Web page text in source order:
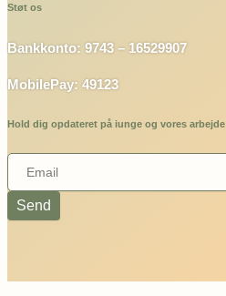
Støt os
Bankkonto: 9743 – 16529907
MobilePay: 49123
Hold dig opdateret på iunge og vores arbejde
Send